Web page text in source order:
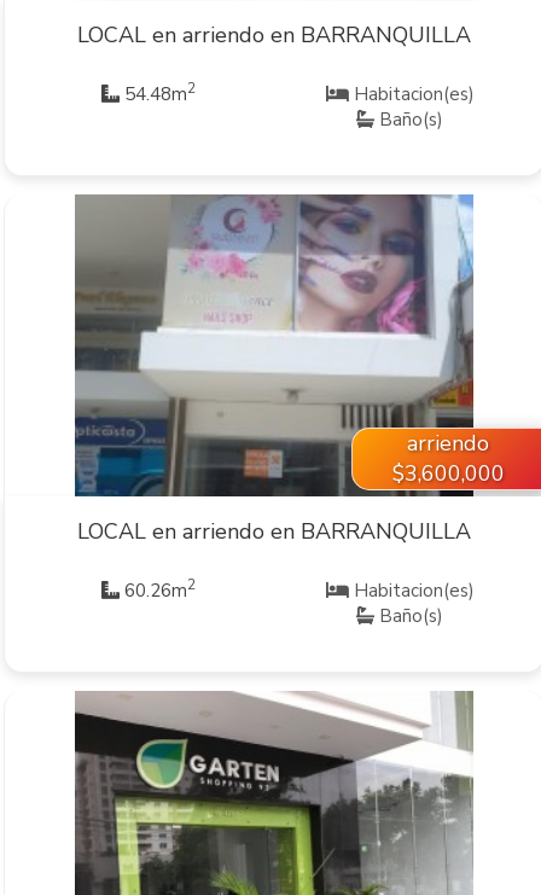
LOCAL en arriendo en BARRANQUILLA
54.48m2
Habitacion(es)
Baño(s)
VER INMUEBLE
arriendo
$3,600,000
LOCAL en arriendo en BARRANQUILLA
60.26m2
Habitacion(es)
Baño(s)
VER INMUEBLE